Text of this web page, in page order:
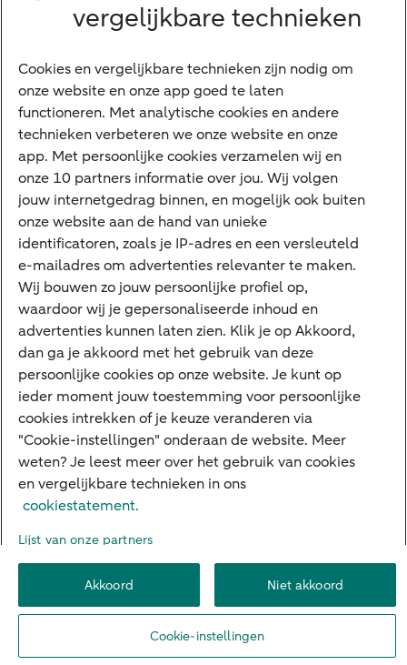
Digitale diensten
Internet Bankieren
ABN AMRO app
Tikkie
Apple Pay
Google Pay
Veilig bankieren
Meest gezocht
Hypotheek berekenen
E.dentifier
Jaaroverzicht
Rood staan
Over ABN AMRO
Werken bij ABN AMRO
DuurzaamheidVeiligheidPrivacy DisclaimerCookie-instellingen
© 2026 ABN AMRO
vergelijkbare technieken
Cookies en vergelijkbare technieken zijn nodig om
onze website en onze app goed te laten
functioneren. Met analytische cookies en andere
technieken verbeteren we onze website en onze
app. Met persoonlijke cookies verzamelen wij en
onze 10 partners informatie over jou. Wij volgen
jouw internetgedrag binnen, en mogelijk ook buiten
onze website aan de hand van unieke
identificatoren, zoals je IP-adres en een versleuteld
e-mailadres om advertenties relevanter te maken.
Wij bouwen zo jouw persoonlijke profiel op,
waardoor wij je gepersonaliseerde inhoud en
advertenties kunnen laten zien. Klik je op Akkoord,
dan ga je akkoord met het gebruik van deze
persoonlijke cookies op onze website. Je kunt op
ieder moment jouw toestemming voor persoonlijke
cookies intrekken of je keuze veranderen via
"Cookie-instellingen" onderaan de website. Meer
weten? Je leest meer over het gebruik van cookies
en vergelijkbare technieken in ons
cookiestatement.
Lijst van onze partners
Akkoord Niet akkoord
Cookie-instellingen